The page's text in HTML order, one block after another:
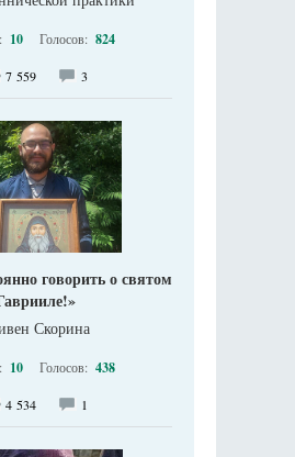
10 Голосов: 824
7 559 3
говорить о святом
Скорина
10 Голосов: 438
4 534 1